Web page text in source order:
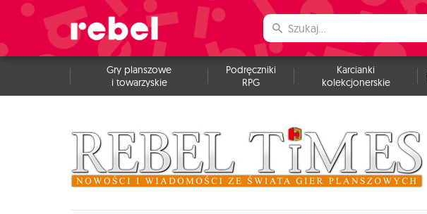
Gry planszowe
i towarzyskie
Podręczniki
RPG
Karcianki
kolekcjonerskie